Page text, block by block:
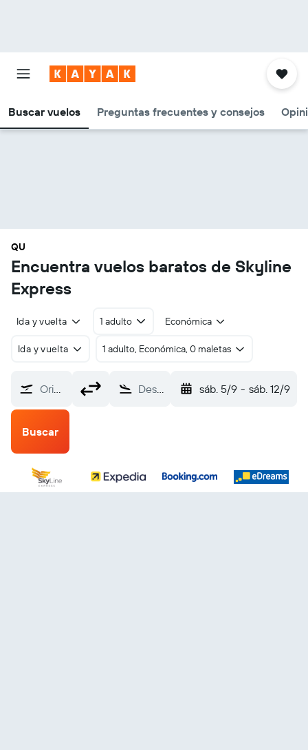
Buscar vuelos Preguntas frecuentes y consejos
QU
Encuentra vuelos baratos de Skyline
Express
Ida y vuelta 1 adulto Económica
Ida y vuelta 1 adulto, Económica, 0 maletas
Origen Destino sáb. 5/9 - sáb. 12/9
Buscar